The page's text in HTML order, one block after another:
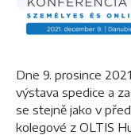
Dne 9. prosince
výstava spedice a
se stejně jako v
kolegové z OLTIS